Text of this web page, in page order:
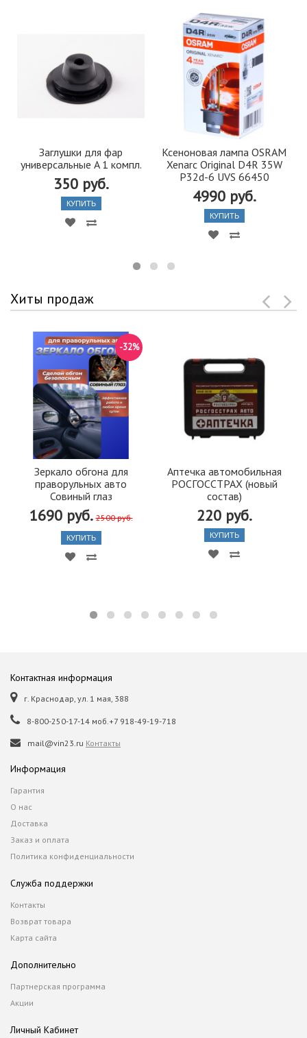
Заглушки для фар
универсальные A 1 компл.
350 руб.
КУПИТЬ
Ксеноновая лампа OSRAM
Xenarc Original D4R 35W
P32d-6 UVS 66450
4990 руб.
КУПИТЬ
Хиты продаж
Зеркало обгона для
праворульных авто
Совиный глаз
1690 руб. 2500 руб.
-32%
КУПИТЬ
Аптечка автомобильная
РОСГОССТРАХ (новый
состав)
220 руб.
КУПИТЬ
Контактная информация
г. Краснодар, ул. 1 мая, 388
8-800-250-17-14 моб.+7 918-49-19-718
mail@vin23.ru Контакты
Информация
Гарантия
О нас
Доставка
Заказ и оплата
Политика конфиденциальности
Служба поддержки
Контакты
Возврат товара
Карта сайта
Дополнительно
Партнерская программа
Акции
Личный Кабинет